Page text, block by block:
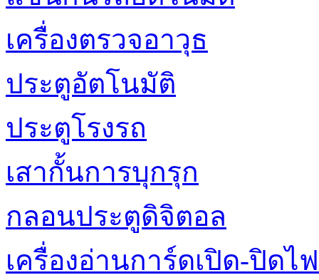
เครื่องตรวจอาวุธ
ประตูอัตโนมัติ
ประตูโรงรถ
เสากั้นการบุกรุก
กลอนประตูดิจิตอล
เครื่องอ่านการ์ดเปิด-ปิดไฟ